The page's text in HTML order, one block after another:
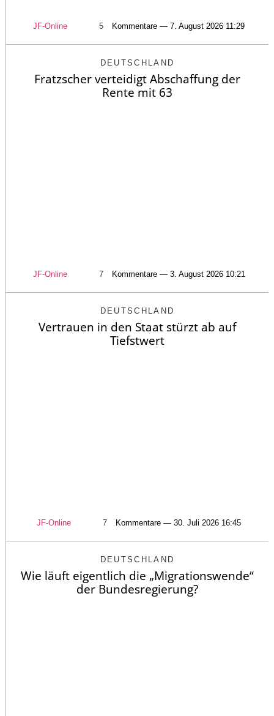
JF-Online 5 Kommentare — 7. August 2026 11:29
DEUTSCHLAND
Fratzscher verteidigt Abschaffung der
Rente mit 63
JF-Online 7 Kommentare — 3. August 2026 10:21
DEUTSCHLAND
Vertrauen in den Staat stürzt ab auf
Tiefstwert
JF-Online 7 Kommentare — 30. Juli 2026 16:45
DEUTSCHLAND
Wie läuft eigentlich die „Migrationswende“
der Bundesregierung?